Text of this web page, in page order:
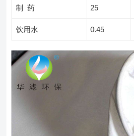
制 药 25
饮用水 0.45